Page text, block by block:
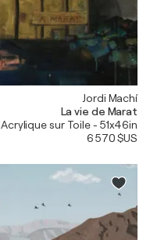
Jordi Machí
La vie de Marat
Acrylique sur Toile - 51x46in
6 570 $US